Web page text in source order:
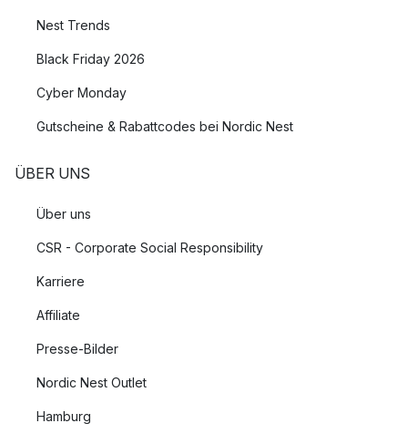
Nest Trends
Black Friday 2026
Cyber Monday
Gutscheine & Rabattcodes bei Nordic Nest
ÜBER UNS
Über uns
CSR - Corporate Social Responsibility
Karriere
Affiliate
Presse-Bilder
Nordic Nest Outlet
Hamburg